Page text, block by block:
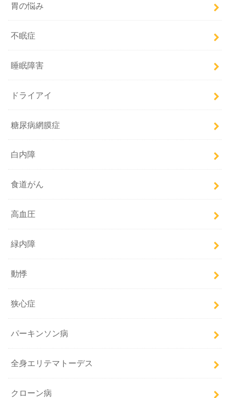
胃の悩み
不眠症
睡眠障害
ドライアイ
糖尿病網膜症
白内障
食道がん
高血圧
緑内障
動悸
狭心症
パーキンソン病
全身エリテマトーデス
クローン病